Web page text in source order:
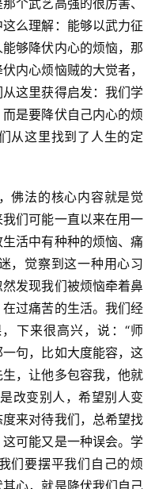
个武艺高强的很厉害、
么理解：能够以武力征
够降伏内心的烦恼，那
内心烦恼贼的大觉者，
这里获得启发：我们学
是要降伏自己内心的烦
从这里找到了人生的定
佛法的核心内容就是觉
们可能一直以来在用一
活中有种种的烦恼、痛
，觉察到这一种用心习
发现我们被烦恼牵着鼻
过痛苦的生活。我们经
下来很高兴，说：“师
句，比如大度能容，这
，让他多包容我，他就
改变别人，希望别人变
来对待我们，总希望找
可能又是一种误会。学
们要摆平我们自己的烦
心，就是降伏我们自己